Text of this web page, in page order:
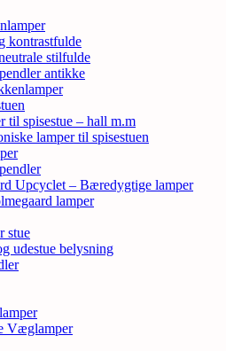
kontrastfulde
stilfulde
antikke
til spisestue – hall m.m
lamper til spisestuen
Upcyclet – Bæredygtige lamper
lamper
stue
udestue belysning
Væglamper